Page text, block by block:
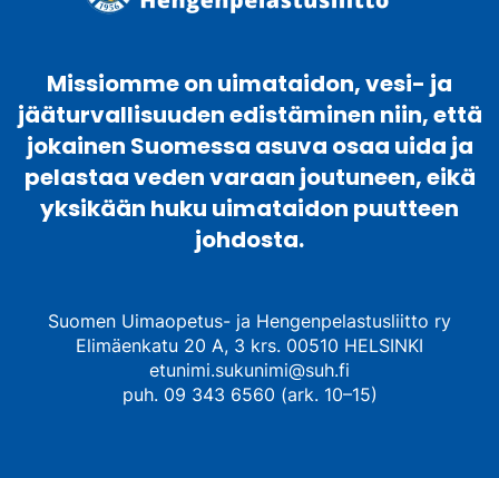
Missiomme on uimataidon, vesi- ja
jääturvallisuuden edistäminen niin, että
jokainen Suomessa asuva osaa uida ja
pelastaa veden varaan joutuneen, eikä
yksikään huku uimataidon puutteen
johdosta.
Suomen Uimaopetus- ja Hengenpelastusliitto ry
Elimäenkatu 20 A, 3 krs. 00510 HELSINKI
etunimi.sukunimi@suh.fi
puh. 09 343 6560 (ark. 10–15)